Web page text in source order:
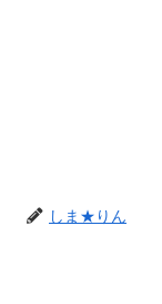
しま★りん